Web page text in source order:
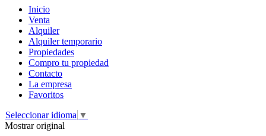
Inicio
Venta
Alquiler
Alquiler temporario
Propiedades
Compro tu propiedad
Contacto
La empresa
Favoritos
Seleccionar idioma ▼
Mostrar original